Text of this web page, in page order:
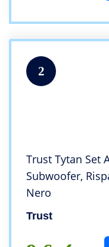
2
Trust Tytan Set
Subwoofer,
Nero
Trust